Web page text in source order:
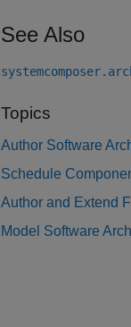
See Also
Topics
Author Software
Schedule
Author and Extend
Model Software